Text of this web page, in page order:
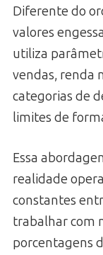
Diferente do
valores
utiliza
vendas, renda
categorias de
limites de
Essa
realidade
constantes
trabalhar com
porcentagens